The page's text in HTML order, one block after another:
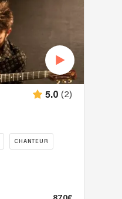
5.0 (2)
CHANTEUR